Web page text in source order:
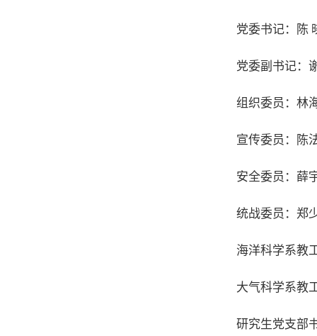
党委书记：陈
党委副书记：
组织委员：林
宣传委员：陈
安全委员：薛
统战委员：郑
海洋科学系教
大气科学系教
研究生党支部